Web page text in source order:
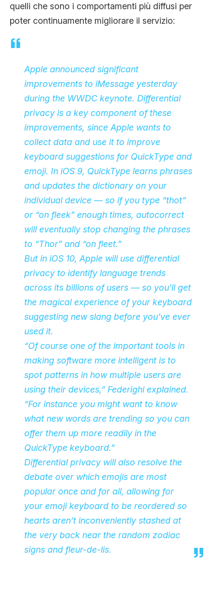
quelli che sono i comportamenti più diffusi per
poter continuamente migliorare il servizio:
Apple announced significant
improvements to iMessage yesterday
during the WWDC keynote. Differential
privacy is a key component of these
improvements, since Apple wants to
collect data and use it to improve
keyboard suggestions for QuickType and
emoji. In iOS 9, QuickType learns phrases
and updates the dictionary on your
individual device — so if you type “thot”
or “on fleek” enough times, autocorrect
will eventually stop changing the phrases
to “Thor” and “on fleet.”
But in iOS 10, Apple will use differential
privacy to identify language trends
across its billions of users — so you’ll get
the magical experience of your keyboard
suggesting new slang before you’ve ever
used it.
“Of course one of the important tools in
making software more intelligent is to
spot patterns in how multiple users are
using their devices,” Federighi explained.
“For instance you might want to know
what new words are trending so you can
offer them up more readily in the
QuickType keyboard.”
Differential privacy will also resolve the
debate over which emojis are most
popular once and for all, allowing for
your emoji keyboard to be reordered so
hearts aren’t inconveniently stashed at
the very back near the random zodiac
signs and fleur-de-lis.